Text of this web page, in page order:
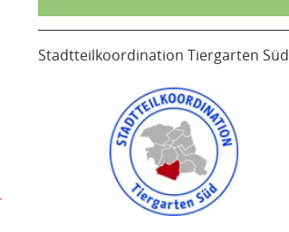
Stadtteilkoordination Tiergarten Süd